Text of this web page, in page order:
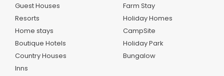
Guest Houses
Resorts
Home stays
Boutique Hotels
Country Houses
Inns
Farm Stay
Holiday Homes
CampSite
Holiday Park
Bungalow